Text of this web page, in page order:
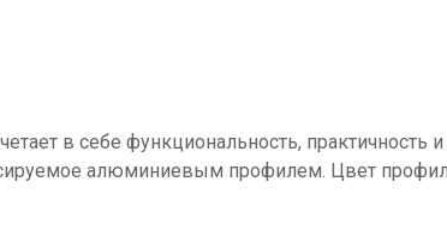
в себе функциональность,
алюминиевым профилем. Цвет